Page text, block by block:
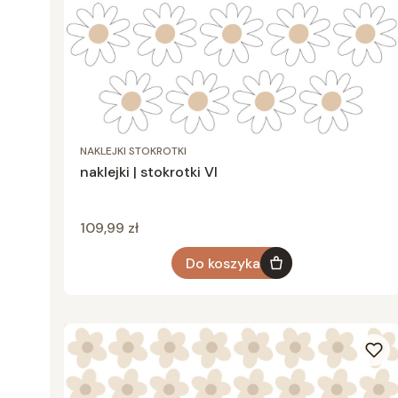
NAKLEJKI STOKROTKI
naklejki | stokrotki VI
Cena
109,99 zł
Do koszyka